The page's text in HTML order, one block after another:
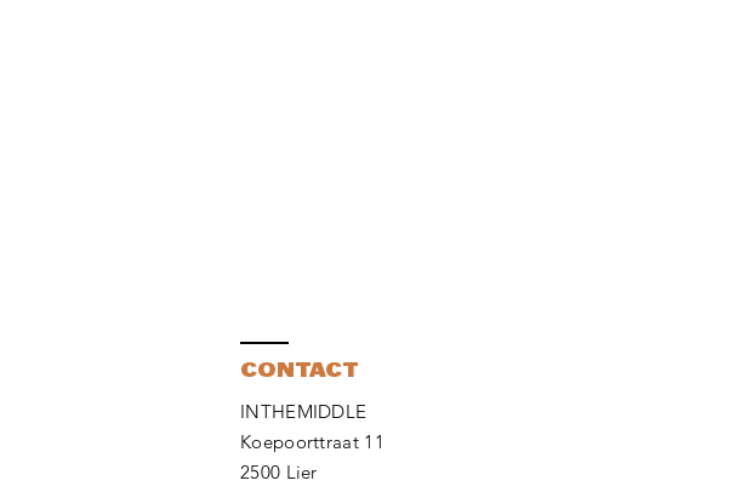
CONTACT
INTHEMIDDLE
Koepoorttraat 11
2500 Lier